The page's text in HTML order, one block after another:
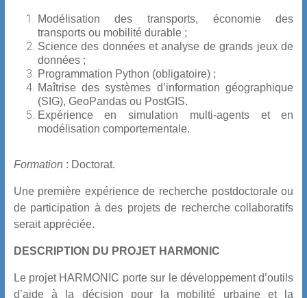
Modélisation des transports, économie des
transports ou mobilité durable ;
Science des données et analyse de grands jeux de
données ;
Programmation Python (obligatoire) ;
Maîtrise des systèmes d’information géographique
(SIG), GeoPandas ou PostGIS.
Expérience en simulation multi-agents et en
modélisation comportementale.
Formation : Doctorat.
Une première expérience de recherche postdoctorale ou
de participation à des projets de recherche collaboratifs
serait appréciée.
DESCRIPTION DU PROJET HARMONIC
Le projet HARMONIC porte sur le développement d’outils
d’aide à la décision pour la mobilité urbaine et la